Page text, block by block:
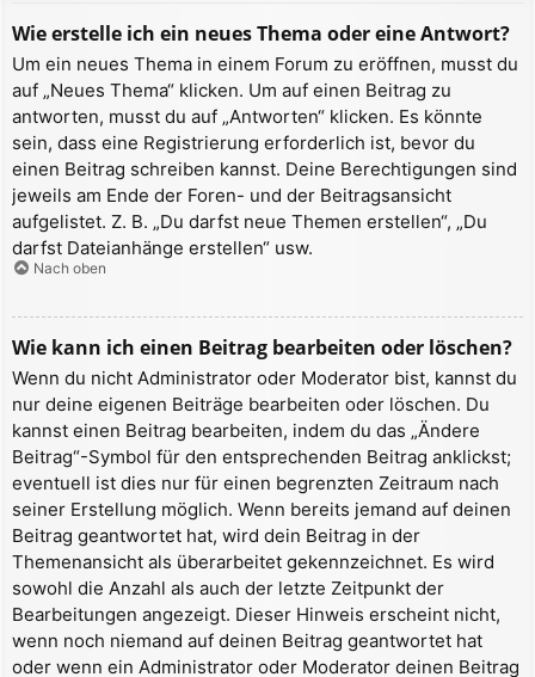
Wie erstelle ich ein neues Thema oder eine Antwort?
Um ein neues Thema in einem Forum zu eröffnen, musst du
auf „Neues Thema“ klicken. Um auf einen Beitrag zu
antworten, musst du auf „Antworten“ klicken. Es könnte
sein, dass eine Registrierung erforderlich ist, bevor du
einen Beitrag schreiben kannst. Deine Berechtigungen sind
jeweils am Ende der Foren- und der Beitragsansicht
aufgelistet. Z. B. „Du darfst neue Themen erstellen“, „Du
darfst Dateianhänge erstellen“ usw.
Nach oben
Wie kann ich einen Beitrag bearbeiten oder löschen?
Wenn du nicht Administrator oder Moderator bist, kannst du
nur deine eigenen Beiträge bearbeiten oder löschen. Du
kannst einen Beitrag bearbeiten, indem du das „Ändere
Beitrag“-Symbol für den entsprechenden Beitrag anklickst;
eventuell ist dies nur für einen begrenzten Zeitraum nach
seiner Erstellung möglich. Wenn bereits jemand auf deinen
Beitrag geantwortet hat, wird dein Beitrag in der
Themenansicht als überarbeitet gekennzeichnet. Es wird
sowohl die Anzahl als auch der letzte Zeitpunkt der
Bearbeitungen angezeigt. Dieser Hinweis erscheint nicht,
wenn noch niemand auf deinen Beitrag geantwortet hat
oder wenn ein Administrator oder Moderator deinen Beitrag